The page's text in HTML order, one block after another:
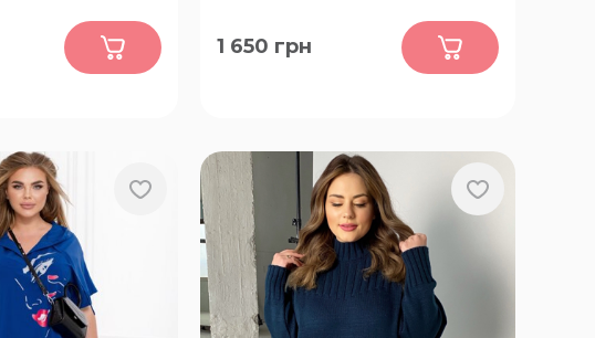
76, 78-80
52, 54, 56, 58, 60, 62, 64, 66, 68, 70,
1 650 грн